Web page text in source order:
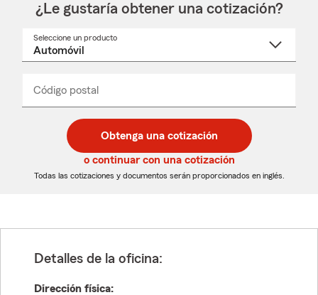
¿Le gustaría obtener una cotización?
Seleccione un producto
desplegable
Código postal
de
5
dígitos
de
5
dígitos
_____
Obtenga una cotización
o continuar con una cotización
Todas las cotizaciones y documentos serán proporcionados en inglés.
Detalles de la oficina:
Dirección física: